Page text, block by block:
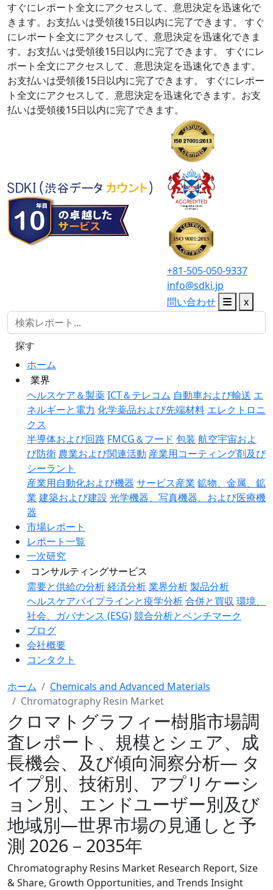
すぐにレポート全文にアクセスして、意思決定を迅速化で
きます。お支払いは受領後15日以内に完了できます。
すぐ
にレポート全文にアクセスして、意思決定を迅速化できま
す。お支払いは受領後15日以内に完了できます。
すぐにレ
ポート全文にアクセスして、意思決定を迅速化できます。
お支払いは受領後15日以内に完了できます。
すぐにレポー
ト全文にアクセスして、意思決定を迅速化できます。お支
払いは受領後15日以内に完了できます。
+81-505-050-9337
info@sdki.jp
問い合わせ
x
ホーム
業界
ヘルスケア＆製薬ICT＆テレコム 自動車および輸送 エ
ネルギーと電力 化学薬品および先端材料 エレクトロニ
クス
半導体および回路 FMCG＆フード 包装 航空宇宙およ
び防衛 農業および関連活動 産業用コーティング剤及び
シーラント
産業用自動化および機器 サービス産業 鉱物、金属、鉱
業 建築および建設 光学機器、写真機器、および医療機
器
市場レポート
レポート一覧
一次研究
コンサルティングサービス
需要と供給の分析経済分析業界分析製品分析
ヘルスケアパイプラインと疫学分析合併と買収 環境、
社会、ガバナンス (ESG)競合分析とベンチマーク
ブログ
会社概要
コンタクト
探す
ホーム
Chemicals and Advanced Materials
Chromatography Resin Market
クロマトグラフィー樹脂市場調
査レポート、規模とシェア、成
長機会、及び傾向洞察分析― タ
イプ別、技術別、アプリケーシ
ョン別、エンドユーザー別及び
地域別―世界市場の見通しと予
測 2026－2035年
Chromatography Resins Market Research Report, Size
& Share, Growth Opportunities, and Trends Insight